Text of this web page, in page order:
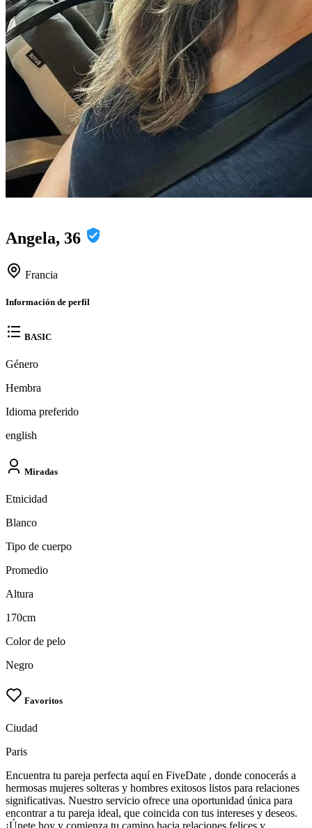
Angela, 36
Francia
Información de perfil
BASIC
Género
Hembra
Idioma preferido
english
Miradas
Etnicidad
Blanco
Tipo de cuerpo
Promedio
Altura
170cm
Color de pelo
Negro
Favoritos
Ciudad
Paris
Encuentra tu pareja perfecta aquí en FiveDate , donde conocerás a
hermosas mujeres solteras y hombres exitosos listos para relaciones
significativas. Nuestro servicio ofrece una oportunidad única para
encontrar a tu pareja ideal, que coincida con tus intereses y deseos.
¡Únete hoy y comienza tu camino hacia relaciones felices y